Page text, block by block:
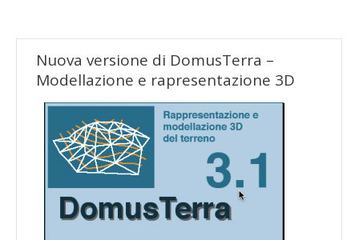
Nuova versione di DomusTerra –
Modellazione e rapresentazione 3D